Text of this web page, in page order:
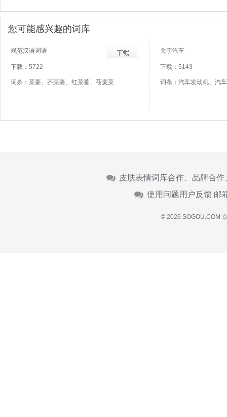
您可能感兴趣的词库
规范汉语词语
下载：5722
词条：菜薹、芥菜薹、红菜薹、莜麦菜
关于汽车
下载：5143
词条：汽车发动机、汽
皮肤表情词库合作、品牌合
使用问题用户反馈 邮
© 2026 SOGOU.COM